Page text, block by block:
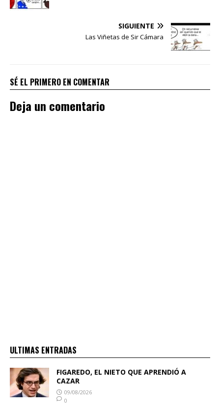
SIGUIENTE
Las Viñetas de Sir Cámara
SÉ EL PRIMERO EN COMENTAR
Deja un comentario
ULTIMAS ENTRADAS
FIGAREDO, EL NIETO QUE APRENDIÓ A
CAZAR
09/08/2026
0